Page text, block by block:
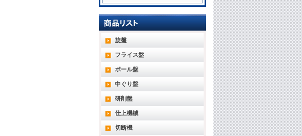
旋盤
フライス盤
ボール盤
中ぐり盤
研削盤
仕上機械
切断機